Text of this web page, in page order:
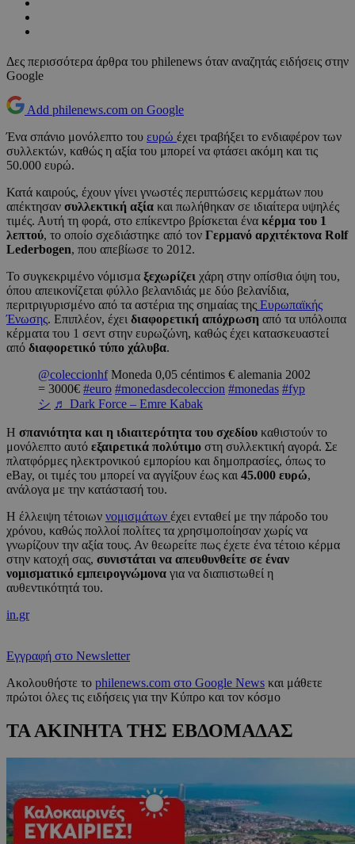
Δες περισσότερα άρθρα του philenews όταν αναζητάς ειδήσεις στην
Google
Add philenews.com on Google
Ένα σπάνιο μονόλεπτο του ευρώ έχει τραβήξει το ενδιαφέρον των
συλλεκτών, καθώς η αξία του μπορεί να φτάσει ακόμη και τις
50.000 ευρώ.
Κατά καιρούς, έχουν γίνει γνωστές περιπτώσεις κερμάτων που
απέκτησαν συλλεκτική αξία και πωλήθηκαν σε ιδιαίτερα υψηλές
τιμές. Αυτή τη φορά, στο επίκεντρο βρίσκεται ένα κέρμα του 1
λεπτού, το οποίο σχεδιάστηκε από τον Γερμανό αρχιτέκτονα Rolf
Lederbogen, που απεβίωσε το 2012.
Το συγκεκριμένο νόμισμα ξεχωρίζει χάρη στην οπίσθια όψη του,
όπου απεικονίζεται φύλλο βελανιδιάς με δύο βελανίδια,
περιτριγυρισμένο από τα αστέρια της σημαίας της Ευρωπαϊκής
Ένωσης. Επιπλέον, έχει διαφορετική απόχρωση από τα υπόλοιπα
κέρματα του 1 σεντ στην ευρωζώνη, καθώς έχει κατασκευαστεί
από διαφορετικό τύπο χάλυβα.
@coleccionhfMoneda 0,05 céntimos € alemania 2002
= 3000€ #euro #monedasdecoleccion #monedas #fyp
シ ♬ Dark Force – Emre Kabak
Η σπανιότητα και η ιδιαιτερότητα του σχεδίου καθιστούν το
μονόλεπτο αυτό εξαιρετικά πολύτιμο στη συλλεκτική αγορά. Σε
πλατφόρμες ηλεκτρονικού εμπορίου και δημοπρασίες, όπως το
eBay, οι τιμές του μπορεί να αγγίξουν έως και 45.000 ευρώ,
ανάλογα με την κατάστασή του.
Η έλλειψη τέτοιων νομισμάτων έχει ενταθεί με την πάροδο του
χρόνου, καθώς πολλοί πολίτες τα χρησιμοποίησαν χωρίς να
γνωρίζουν την αξία τους. Αν θεωρείτε πως έχετε ένα τέτοιο κέρμα
στην κατοχή σας, συνιστάται να απευθυνθείτε σε έναν
νομισματικό εμπειρογνώμονα για να διαπιστωθεί η
αυθεντικότητά του.
in.gr
Εγγραφή στο Newsletter
Ακολουθήστε το philenews.com στο Google News και μάθετε
πρώτοι όλες τις ειδήσεις για την Κύπρο και τον κόσμο
ΤΑ ΑΚΙΝΗΤΑ ΤΗΣ ΕΒΔΟΜΑΔΑΣ